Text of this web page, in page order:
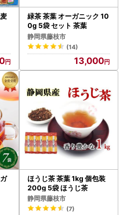
緑茶 茶葉 オーガニック 10
0g 5袋 セット 茶葉
静岡県藤枝市
(14)
13,000
ほうじ茶 茶葉 1kg 個包装
200g 5袋 ほうじ茶
静岡県藤枝市
(7)